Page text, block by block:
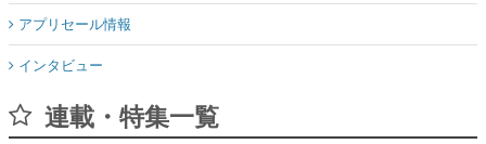
アプリセール情報
インタビュー
連載・特集一覧